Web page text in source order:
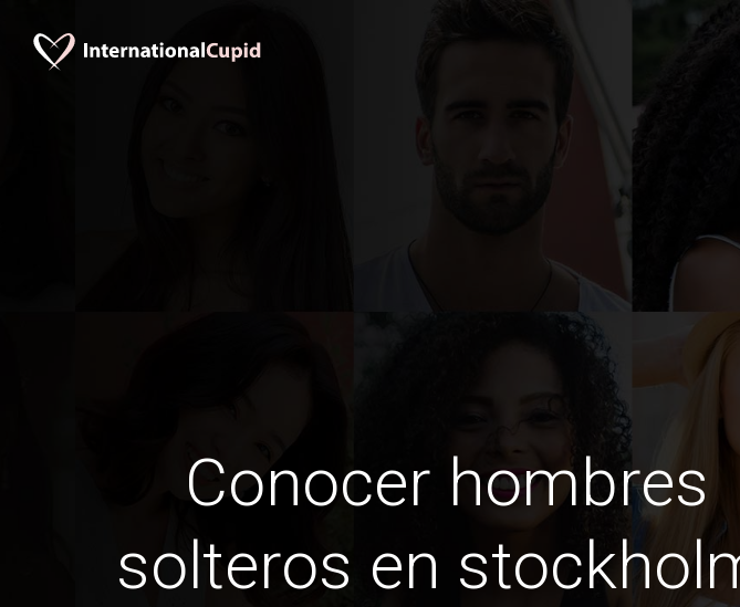
Conocer hombres
solteros en